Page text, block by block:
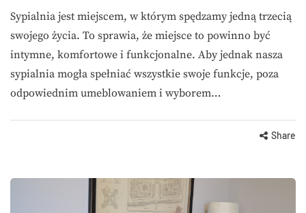
Sypialnia jest miejscem, w którym spędzamy jedną trzecią
swojego życia. To sprawia, że miejsce to powinno być
intymne, komfortowe i funkcjonalne. Aby jednak nasza
sypialnia mogła spełniać wszystkie swoje funkcje, poza
odpowiednim umeblowaniem i wyborem…
Share